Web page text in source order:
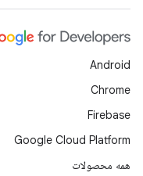
Android
Chrome
Firebase
Google Cloud Platform
همه محصولات